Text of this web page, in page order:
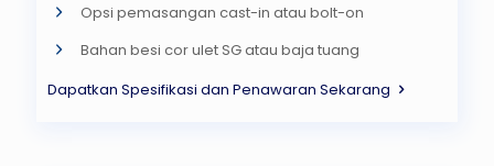
Opsi pemasangan cast-in atau bolt-on
Bahan besi cor ulet SG atau baja tuang
Dapatkan Spesifikasi dan Penawaran Sekarang